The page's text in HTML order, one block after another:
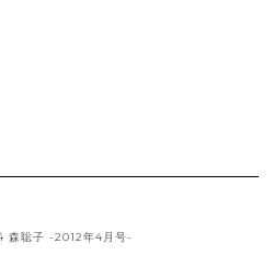
森聡子 -2012年4月号-